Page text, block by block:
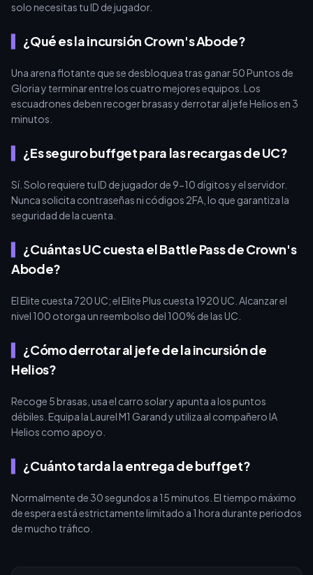
solo necesitas tu ID de jugador.
¿Qué es la incursión Crown's Abode?
Una arena flotante que se desbloquea tras ganar 50 Puntos de
Gloria y terminar entre los cuatro mejores equipos. Los
escuadrones deben recoger brasas y derrotar al jefe Helios en 3
minutos.
¿Es seguro buffget para las recargas de UC?
Sí. Solo requiere tu ID de jugador de 9-10 dígitos y el servidor.
Nunca solicita contraseñas ni códigos 2FA, lo que garantiza la
seguridad de la cuenta.
¿Cuántas UC cuesta el Battle Pass de Crown's
Abode?
El Elite cuesta 720 UC; el Elite Plus cuesta 1920 UC. Alcanzar el
nivel 100 otorga un reembolso del 100% de las UC.
¿Cómo derrotar al jefe de la incursión de
Helios?
Recoge 5 brasas, usa el carro solar y apunta a los puntos
débiles. Equipa la Laurel M1 Garand y utiliza al compañero IA
Helios como apoyo.
¿Cuánto tarda la entrega de buffget?
Normalmente de 30 segundos a 15 minutos. El tiempo máximo
de espera está estrictamente limitado a 1 hora durante periodos
de mucho tráfico.